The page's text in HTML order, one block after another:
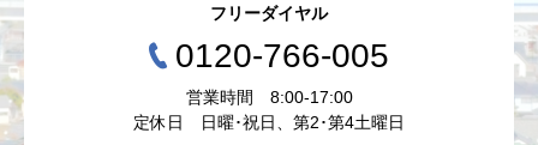
フリーダイヤル
0120-766-005
営業時間 8:00-17:00
定休日 日曜･祝日、第2･第4土曜日